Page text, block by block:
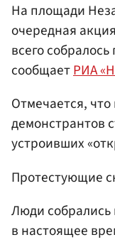
На площади
очередная
всего
сообщаетРИА
Отмечается,
демонстрантов
устроивших
Протестующие
Люди
в настоящее